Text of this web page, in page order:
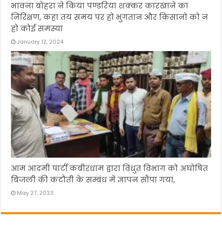
भावना बोहरा ने किया पण्डरिया शक्कर कारखाने का
निरिक्षण, कहा तय समय पर हो भुगतान और किसानों को न
हो कोई समस्या
January 12, 2024
आम आदमी पार्टी कबीरधाम द्वारा विधुत विभाग को अघोषित
बिजली की कटौती के सम्बंध में ज्ञापन सौंपा गया,
May 27, 2023